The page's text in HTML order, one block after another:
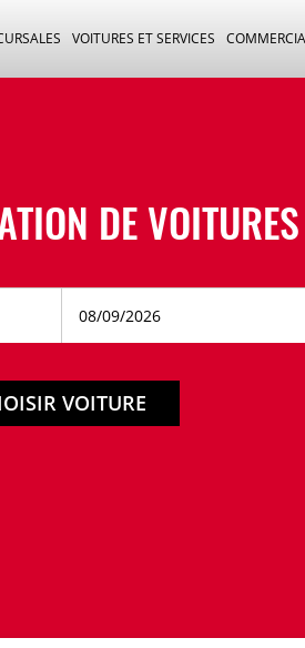
VOITURES ET SERVICES
DE VOITURES
VOITURE